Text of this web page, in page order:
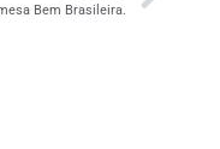
Bem Brasileira.